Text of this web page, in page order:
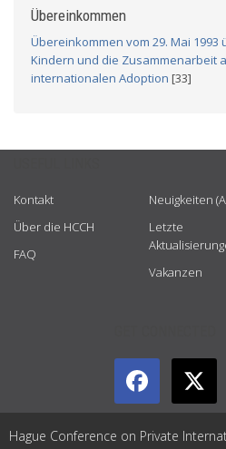
Übereinkommen
Übereinkommen vom 29. Mai 1993
Kindern und die Zusammenarbeit
internationalen Adoption [33]
Kontakt
Über die HCCH
FAQ
Neuigkeiten
Letzte
Vakanzen
Hague Conference on Private